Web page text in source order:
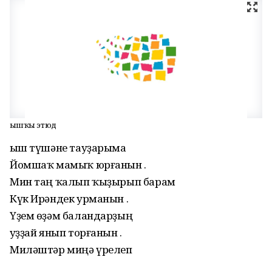
Ҡышҡы этюд
Ҡыш түшәне тауҙарыма
Йомшаҡ мамыҡ юрғанын .
Мин таң ҡалып ҡыҙырып барам
Күк Ирәндек урманын .
Үҙем өҙәм баландарҙың
Ҡуҙҙай янып торғанын .
Миләштәр миңә үрелеп